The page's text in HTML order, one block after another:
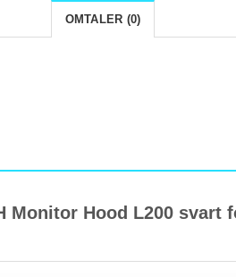
OMTALER (0)
Monitor Hood L200 svart